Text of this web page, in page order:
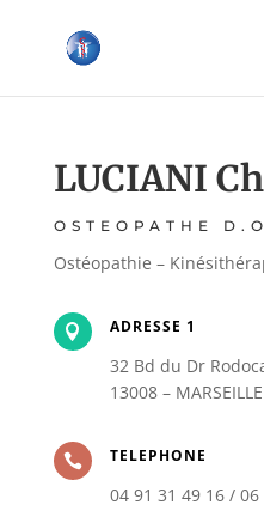
LUCIANI
OSTEOPATHE
Ostéopathie –
 ADRESSE 1
32 Bd du Dr
13008 – MARSEILLE
 TELEPHONE
04 91 31 49 16 /